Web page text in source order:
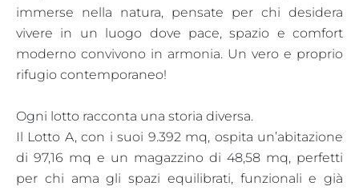
immerse nella natura, pensate per chi desidera
vivere in un luogo dove pace, spazio e comfort
moderno convivono in armonia. Un vero e proprio
rifugio contemporaneo!
Ogni lotto racconta una storia diversa.
Il Lotto A, con i suoi 9.392 mq, ospita un’abitazione
di 97,16 mq e un magazzino di 48,58 mq, perfetti
per chi ama gli spazi equilibrati, funzionali e già